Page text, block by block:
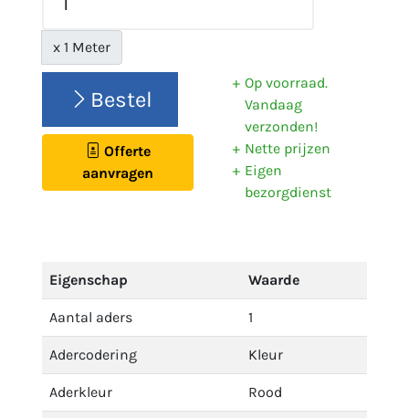
x 1 Meter
Bestel
Offerte
aanvragen
Op voorraad.
Vandaag
verzonden!
Nette prijzen
Eigen
bezorgdienst
Eigenschap Waarde
Aantal aders 1
Adercodering Kleur
Aderkleur Rood